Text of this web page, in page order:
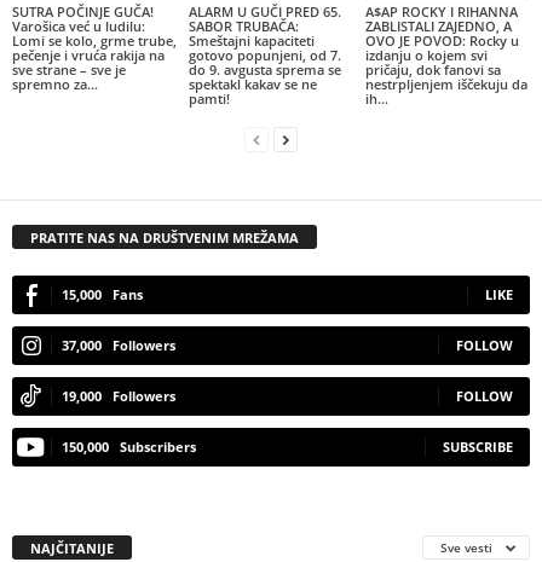
SUTRA POČINJE GUČA!
Varošica već u ludilu:
Lomi se kolo, grme trube,
pečenje i vruća rakija na
sve strane – sve je
spremno za...
ALARM U GUČI PRED 65.
SABOR TRUBAČA:
Smeštajni kapaciteti
gotovo popunjeni, od 7.
do 9. avgusta sprema se
spektakl kakav se ne
pamti!
A$AP ROCKY I RIHANNA
ZABLISTALI ZAJEDNO, A
OVO JE POVOD: Rocky u
izdanju o kojem svi
pričaju, dok fanovi sa
nestrpljenjem iščekuju da
ih...
PRATITE NAS NA DRUŠTVENIM MREŽAMA
15,000 Fans LIKE
37,000 Followers FOLLOW
19,000 Followers FOLLOW
150,000 Subscribers SUBSCRIBE
NAJČITANIJE Sve vesti